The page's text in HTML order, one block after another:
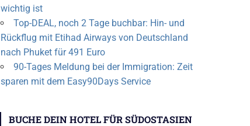
wichtig ist
Top-DEAL, noch 2 Tage buchbar: Hin- und
Rückflug mit Etihad Airways von Deutschland
nach Phuket für 491 Euro
90-Tages Meldung bei der Immigration: Zeit
sparen mit dem Easy90Days Service
BUCHE DEIN HOTEL FÜR SÜDOSTASIEN